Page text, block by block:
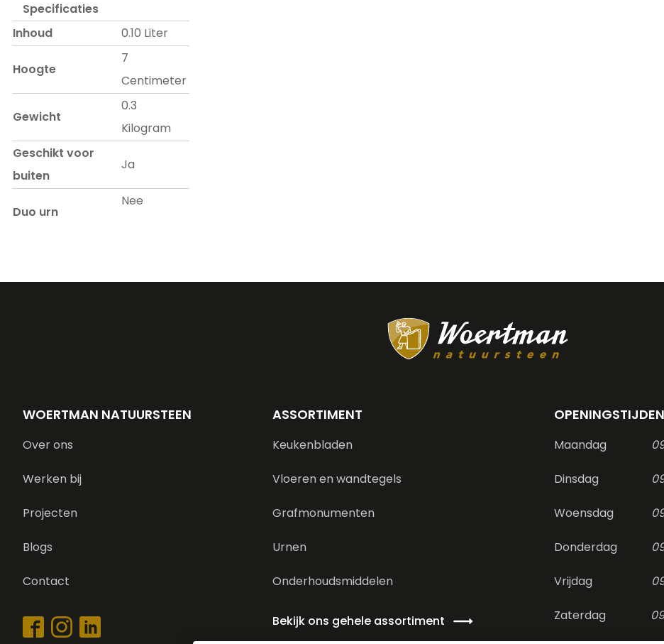
Specificaties
Inhoud
0.10 Liter
Hoogte
7
Centimeter
Gewicht
0.3
Kilogram
Geschikt voor
buiten
Ja
Duo urn
Nee
WOERTMAN NATUURSTEEN
Over ons
Werken bij
Projecten
Blogs
Contact
ASSORTIMENT
Keukenbladen
Vloeren en wandtegels
Grafmonumenten
Urnen
Onderhoudsmiddelen
Bekijk ons gehele assortiment
OPENINGSTIJDEN
Maandag
Dinsdag
Woensdag
Donderdag
Vrijdag
Zaterdag